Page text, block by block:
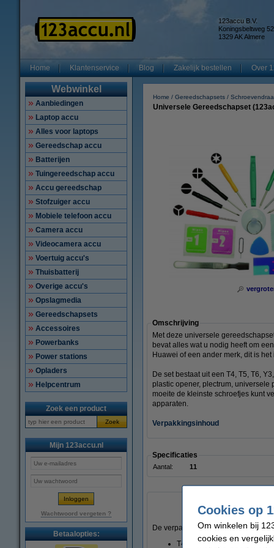
123accu B.V.
Koningsbeltweg 52
1329 AK Almere
Home Klantenservice Blog Zakelijk bestellen Over
Webwinkel
Aanbiedingen
Laptop accu
Alles voor laptops
Gereedschap accu
Batterijen
Tuingereedschap accu
Accu gereedschap
Stofzuiger accu
Mobiele telefoon accu
Camera accu
Videocamera accu
Voertuig accu's
Thuisbatterij
Overige accu's
Opslagmedia
Gereedschapsets
Accessoires
Powerbanks
Power stations
Opladers
Helpcentrum
Zoek een product
Zoek
Mijn 123accu.nl
Wachtwoord vergeten ?
Betaalopties:
Home Gereedschapsets
Universele Gereedschapset
Omschrijving
Met deze universele
bevat alles wat u nodig heeft om
Huawei of een ander merk, dit is
De set bestaat uit een T4, T5, T6,
plastic opener, plectrum,
moeite de kleinste schroefjes kunt
apparaten.
Verpakkingsinhoud
Specificaties
Aantal: 11
De verpakking bevat de volgende
T4 schroevendraaier
Cookies op
Om winkelen bij
cookies en